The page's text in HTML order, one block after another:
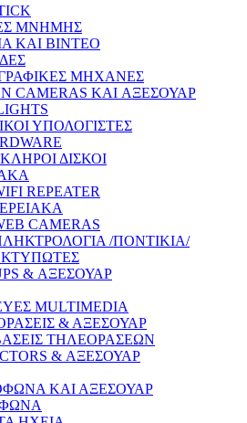
ΜΝΗΜΗΣ
ΚΑΙ ΒΙΝΤΕΟ
ΜΗΧΑΝΕΣ
CAMERAS KAI ΑΞΕΣΟΥΑΡ
ΥΠΟΛΟΓΙΣΤΕΣ
ΔΙΣΚΟΙ
REPEATER
CAMERAS
/ΠΟΝΤΙΚΙΑ/
& ΑΞΕΣΟΥΑΡ
MULTIMEDIA
& ΑΞΕΣΟΥΑΡ
ΤΗΛΕΟΡΑΣΕΩΝ
& ΑΞΕΣΟΥΑΡ
ΚΑΙ ΑΞΕΣΟΥΑΡ